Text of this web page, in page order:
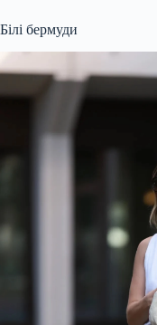
Білі бермуди